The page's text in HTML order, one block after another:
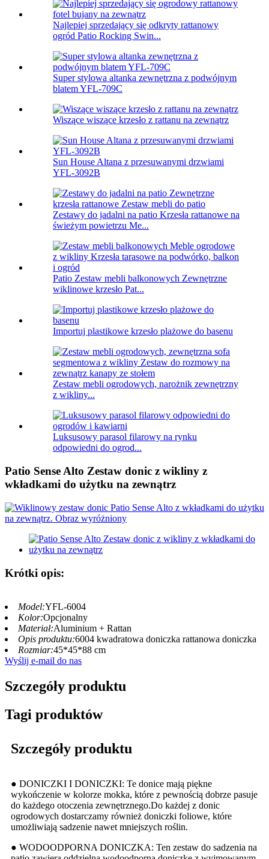
Najlepiej sprzedający się odkryty rattanowy
ogród Patio Rocking Swin...
Super stylowa altanka zewnętrzna z podwójnym
blatem YFL-709C
Wiszące wiszące krzesło z rattanu na zewnątrz
Sun House Altana z przesuwanymi drzwiami
YFL-3092B
Zestawy do jadalni na patio Krzesła rattanowe na
świeżym powietrzu Me...
Patio Zestaw mebli balkonowych Zewnętrzne
wiklinowe krzesło Pat...
Importuj plastikowe krzesło plażowe do basenu
Zestaw mebli ogrodowych, narożnik zewnętrzny
z wikliny...
Luksusowy parasol filarowy na rynku
odpowiedni do ogrod...
Patio Sense Alto Zestaw donic z wikliny z
wkładkami do użytku na zewnątrz
Krótki opis:
Model:YFL-6004
Kolor:Opcjonalny
Materiał:Aluminium + Rattan
Opis produktu:6004 kwadratowa doniczka rattanowa doniczka
Rozmiar:45*45*88 cm
Wyślij e-mail do nas
Szczegóły produktu
Tagi produktów
Szczegóły produktu
● DONICZKI I DONICZKI: Te donice mają piękne
wykończenie w kolorze mokka, które z pewnością dobrze pasuje
do każdego otoczenia zewnętrznego.Do każdej z donic
ogrodowych dostarczamy również doniczki foliowe, które
umożliwiają sadzenie nawet mniejszych roślin.
● WODOODPORNA DONICZKA: Ten zestaw do sadzenia na